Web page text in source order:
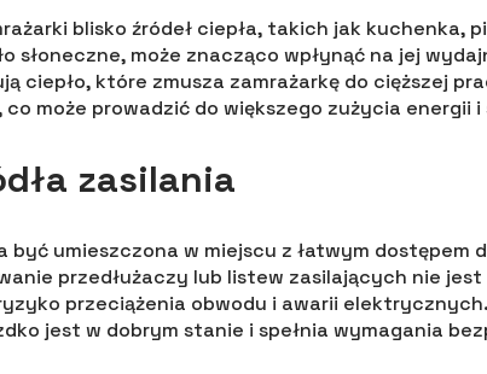
blisko źródeł ciepła, takich jak kuchenka,
słoneczne, może znacząco wpłynąć na jej
ciepło, które zmusza zamrażarkę do cięższej
może prowadzić do większego zużycia energii
zasilania
być umieszczona w miejscu z łatwym dostępem
przedłużaczy lub listew zasilających nie
przeciążenia obwodu i awarii elektrycznych.
jest w dobrym stanie i spełnia wymagania